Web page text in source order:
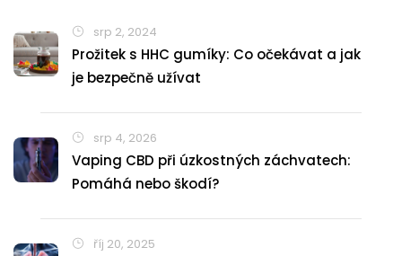
srp 2, 2024
Prožitek s HHC gumíky: Co očekávat a jak
je bezpečně užívat
srp 4, 2026
Vaping CBD při úzkostných záchvatech:
Pomáhá nebo škodí?
říj 20, 2025